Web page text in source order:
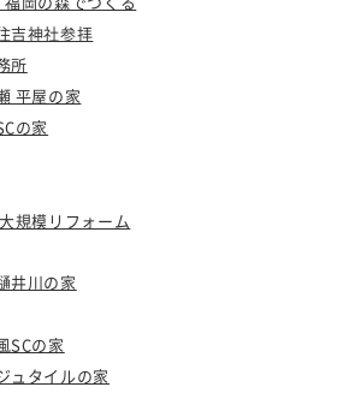
吉神社参拝
所
平屋の家
の家
規模リフォーム
井川の家
SCの家
ュタイルの家